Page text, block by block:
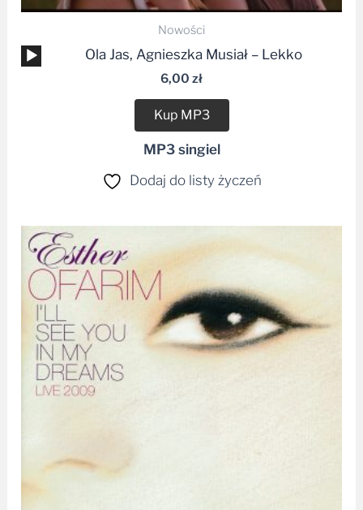
Nowości
Odtwarzacz
plików
Ola Jas, Agnieszka Musiał – Lekko
6,00 zł
Kup MP3
MP3 singiel
Dodaj do listy życzeń